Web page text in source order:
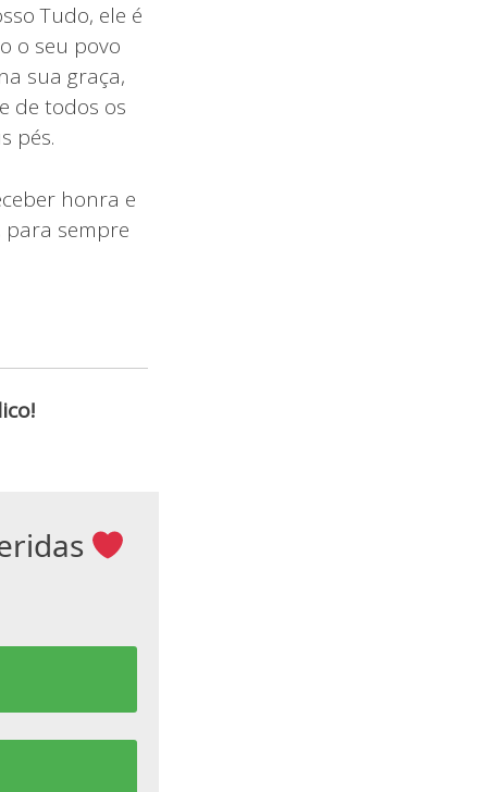
Tudo, ele é
o seu povo
sua graça,
de todos os
pés.
honra e
para sempre